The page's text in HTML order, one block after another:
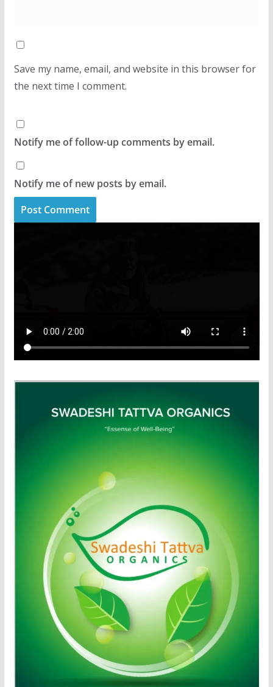
Save my name, email, and website in this browser for
the next time I comment.
Notify me of follow-up comments by email.
Notify me of new posts by email.